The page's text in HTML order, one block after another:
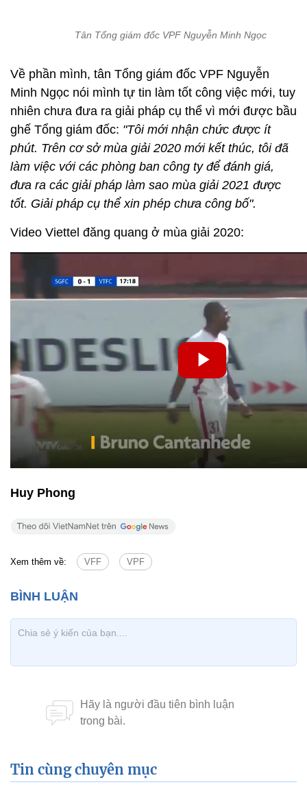
Tân Tổng giám đốc VPF Nguyễn Minh Ngọc
Về phần mình, tân Tổng giám đốc VPF Nguyễn
Minh Ngọc nói mình tự tin làm tốt công việc mới, tuy
nhiên chưa đưa ra giải pháp cụ thể vì mới được bầu
ghế Tổng giám đốc: "Tôi mới nhận chức được ít
phút. Trên cơ sở mùa giải 2020 mới kết thúc, tôi đã
làm việc với các phòng ban công ty để đánh giá,
đưa ra các giải pháp làm sao mùa giải 2021 được
tốt. Giải pháp cụ thể xin phép chưa công bố".
Video Viettel đăng quang ở mùa giải 2020:
Huy Phong
Xem thêm về: VFF VPF
Tin cùng chuyên mục